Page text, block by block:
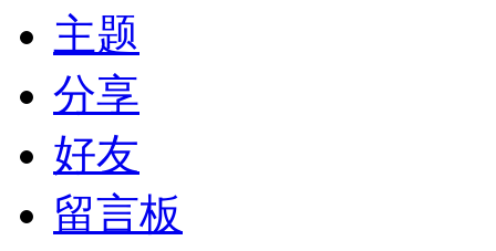
主题
分享
好友
留言板